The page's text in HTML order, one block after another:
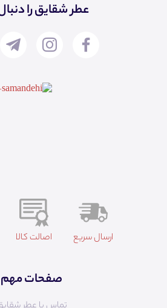
عطر شقایق را
ارسال سریع اصالت کالا
صفحات مهم